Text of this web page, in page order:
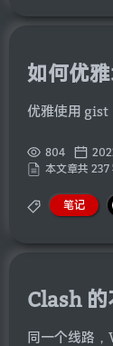
如何优
优雅使用 gist
804
本文章共 237
笔记
Clash
同一个线路